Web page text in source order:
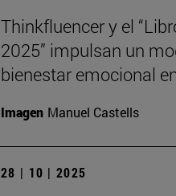
Thinkfluencer y el
2025” impulsan un
bienestar emocional
Imagen Manuel Castells
28 | 10 | 2025